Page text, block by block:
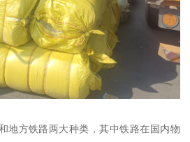
地方铁路两大种类，其中铁路在国内物